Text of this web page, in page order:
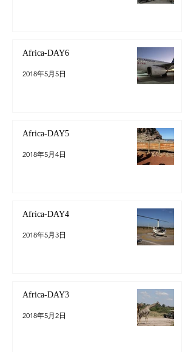
Africa-DAY6
2018年5月5日
Africa-DAY5
2018年5月4日
Africa-DAY4
2018年5月3日
Africa-DAY3
2018年5月2日